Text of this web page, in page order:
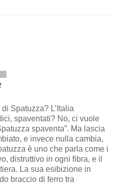
Spatuzza? L’Italia
spaventati? No, ci vuole
spaventa”. Ma lascia
e invece nulla cambia,
è uno che parla come i
distruttivo in ogni fibra, e il
La sua esibizione in
braccio di ferro tra